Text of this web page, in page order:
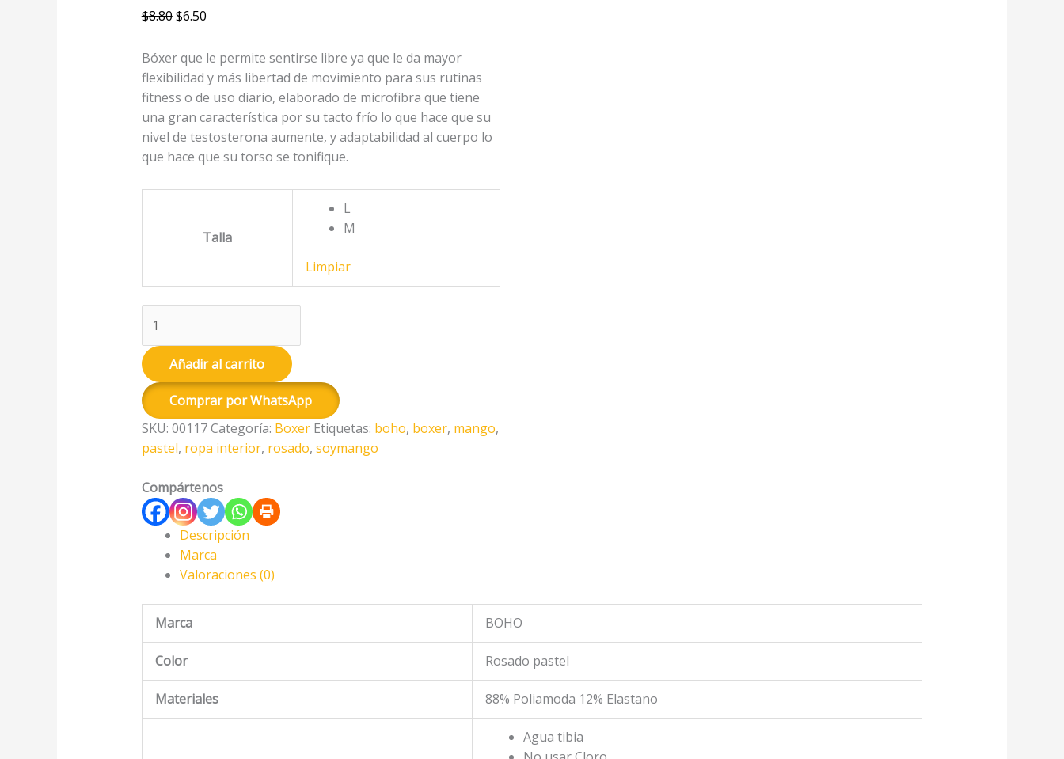
$8.80$6.50
Bóxer que le permite sentirse libre ya que le da mayor
flexibilidad y más libertad de movimiento para sus rutinas
fitness o de uso diario, elaborado de microfibra que tiene
una gran característica por su tacto frío lo que hace que su
nivel de testosterona aumente, y adaptabilidad al cuerpo lo
que hace que su torso se tonifique.
Talla
L
M
Limpiar
Añadir al carrito
Comprar por WhatsApp
SKU: 00117Categoría: Boxer Etiquetas: boho, boxer, mango,
pastel, ropa interior, rosado, soymango
Compártenos
Descripción
Marca
Valoraciones (0)
Marca BOHO
Color Rosado pastel
Materiales 88% Poliamoda 12% Elastano
Agua tibia